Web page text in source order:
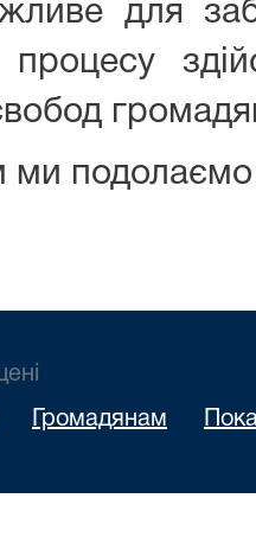
для
процесу
подолаємо
Громадянам